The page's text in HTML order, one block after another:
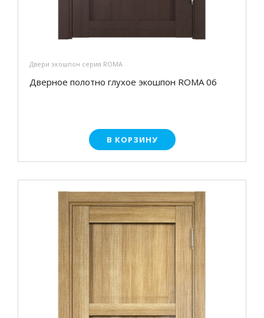
Двери экошпон серия ROMA
Дверное полотно глухое экошпон ROMA 06
В КОРЗИНУ